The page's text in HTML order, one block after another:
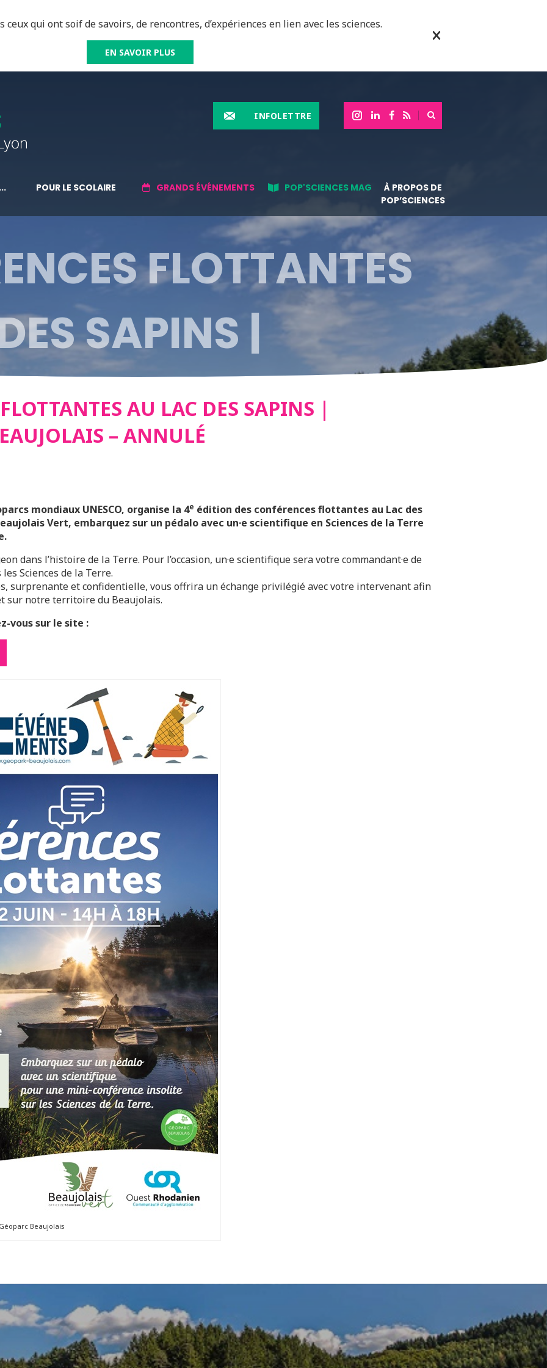
ceux qui ont soif de savoirs, de rencontres, d’expériences en lien avec les sciences.
EN SAVOIR PLUS
INFOLETTRE
POUR LE SCOLAIRE GRANDS ÉVÉNEMENTS POP'SCIENCES MAG
À PROPOS DE
POP’SCIENCES
FLOTTANTES
SAPINS |
DU BEAUJOLAIS –
AU LAC DES SAPINS |
– ANNULÉ
mondiaux UNESCO, organise la 4e édition des conférences flottantes au Lac des
Vert, embarquez sur un pédalo avec un·e scientifique en Sciences de la Terre
dans l’histoire de la Terre. Pour l’occasion, un·e scientifique sera votre commandant·e de
Sciences de la Terre.
surprenante et confidentielle, vous offrira un échange privilégié avec votre intervenant afin
sur notre territoire du Beaujolais.
vous sur le site :
Beaujolais